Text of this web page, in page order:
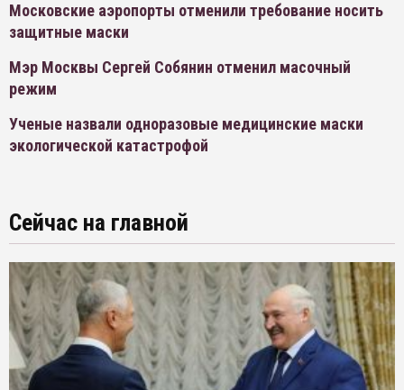
Московские аэропорты отменили требование носить
защитные маски
Мэр Москвы Сергей Собянин отменил масочный
режим
Ученые назвали одноразовые медицинские маски
экологической катастрофой
Сейчас на главной